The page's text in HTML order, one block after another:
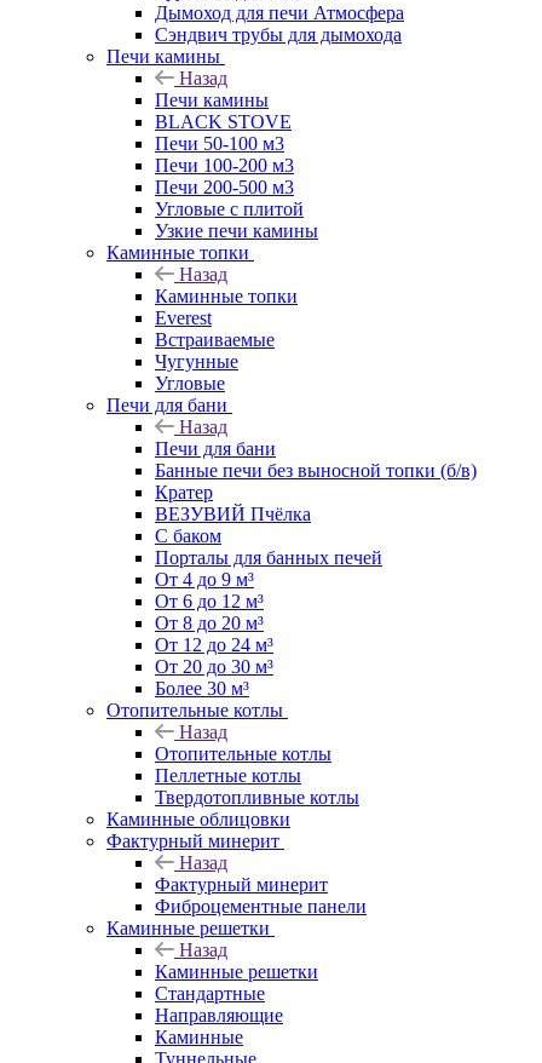
Дымоход для печи Атмосфера
Сэндвич трубы для дымохода
Печи камины
Назад
Печи камины
BLACK STOVE
Печи 50-100 м3
Печи 100-200 м3
Печи 200-500 м3
Угловые с плитой
Узкие печи камины
Каминные топки
Назад
Каминные топки
Everest
Встраиваемые
Чугунные
Угловые
Печи для бани
Назад
Печи для бани
Банные печи без выносной топки (б/в)
Кратер
ВЕЗУВИЙ Пчёлка
С баком
Порталы для банных печей
От 4 до 9 м³
От 6 до 12 м³
От 8 до 20 м³
От 12 до 24 м³
От 20 до 30 м³
Более 30 м³
Отопительные котлы
Назад
Отопительные котлы
Пеллетные котлы
Твердотопливные котлы
Каминные облицовки
Фактурный минерит
Назад
Фактурный минерит
Фиброцементные панели
Каминные решетки
Назад
Каминные решетки
Стандартные
Направляющие
Каминные
Туннельные